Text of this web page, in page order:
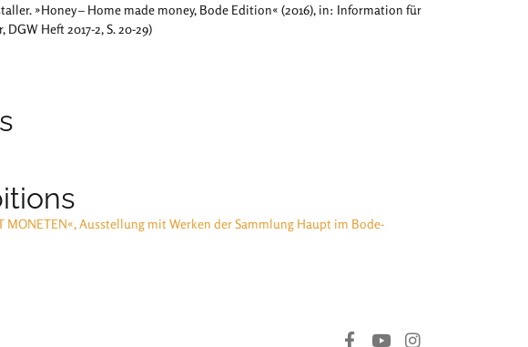
»Honey – Home made money, Bode Edition« (2016), in: Information für
Heft 2017-2, S. 20-29)
MONETEN«, Ausstellung mit Werken der Sammlung Haupt im Bode-